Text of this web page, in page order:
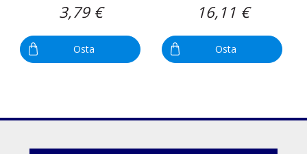
3,79 €
Osta
16,11 €
Osta